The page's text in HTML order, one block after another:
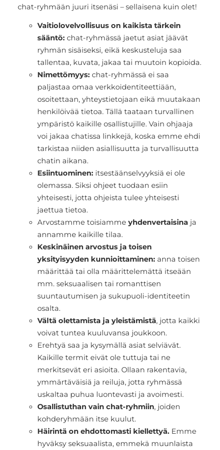
chat-ryhmään juuri itsenäsi – sellaisena kuin olet!
Vaitiolovelvollisuus on kaikista tärkein
sääntö:chat-ryhmässä jaetut asiat jäävät
ryhmän sisäiseksi, eikä keskusteluja saa
tallentaa, kuvata, jakaa tai muutoin kopioida.
Nimettömyys: chat-ryhmässä ei saa
paljastaa omaa verkkoidentiteettiään,
osoitettaan, yhteystietojaan eikä muutakaan
henkilöivää tietoa. Tällä taataan turvallinen
ympäristö kaikille osallistujille. Vain ohjaaja
voi jakaa chatissa linkkejä, koska emme ehdi
tarkistaa niiden asiallisuutta ja turvallisuutta
chatin aikana.
Esiintuominen: itsestäänselvyyksiä ei ole
olemassa. Siksi ohjeet tuodaan esiin
yhteisesti, jotta ohjeista tulee yhteisesti
jaettua tietoa.
Arvostamme toisiamme yhdenvertaisina ja
annamme kaikille tilaa.
Keskinäinen arvostus ja toisen
yksityisyyden kunnioittaminen: anna toisen
määrittää tai olla määrittelemättä itseään
mm. seksuaalisen tai romanttisen
suuntautumisen ja sukupuoli-identiteetin
osalta.
Vältä olettamista ja yleistämistä, jotta kaikki
voivat tuntea kuuluvansa joukkoon.
Erehtyä saa ja kysymällä asiat selviävät.
Kaikille termit eivät ole tuttuja tai ne
merkitsevät eri asioita. Ollaan rakentavia,
ymmärtäväisiä ja reiluja, jotta ryhmässä
uskaltaa puhua luontevasti ja avoimesti.
Osallistuthan vain chat-ryhmiin, joiden
kohderyhmään itse kuulut.
Häirintä on ehdottomasti kiellettyä.Emme
hyväksy seksuaalista, emmekä muunlaista